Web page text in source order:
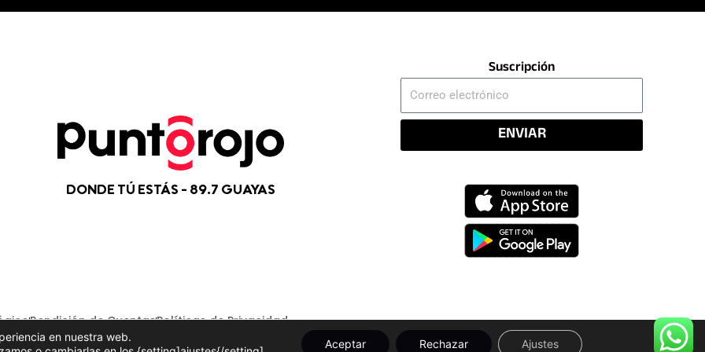
DONDE TÚ ESTÁS - 89.7 GUAYAS
Suscripción
Correo
ENVIAR
Rendición de CuentasPolíticas de Privacidad
en nuestra web.
Aceptar Rechazar Ajustes